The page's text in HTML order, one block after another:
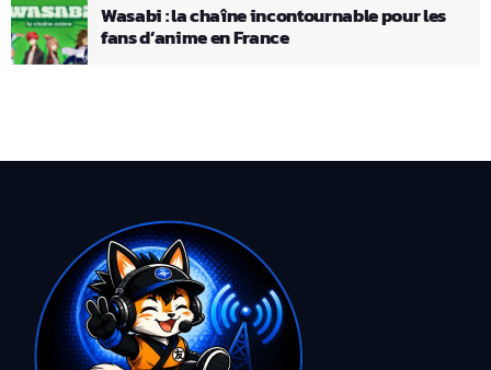
Wasabi : la chaîne incontournable pour les
fans d’anime en France